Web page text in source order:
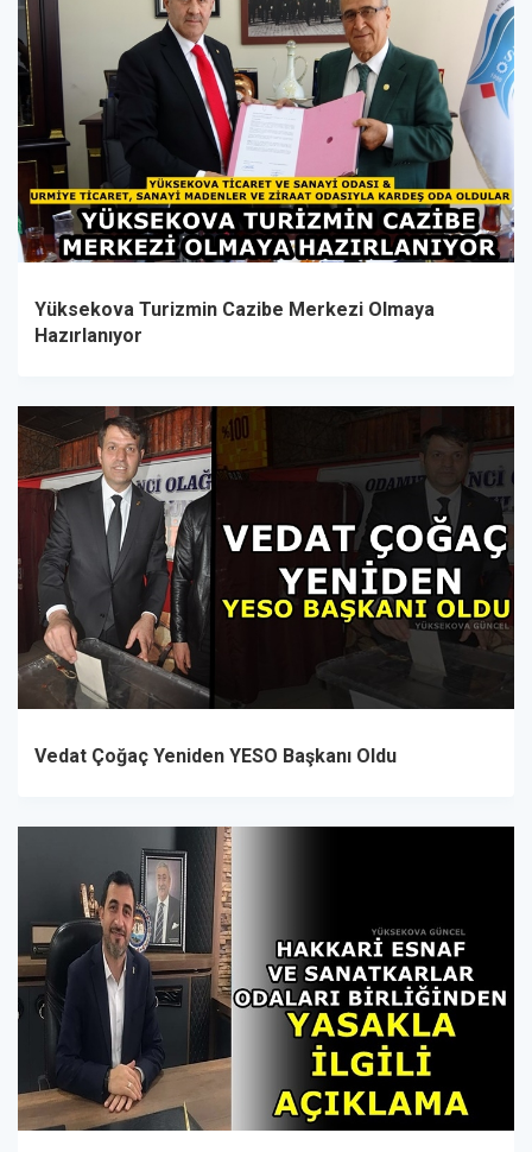
Yüksekova Turizmin Cazibe Merkezi Olmaya
Hazırlanıyor
Vedat Çoğaç Yeniden YESO Başkanı Oldu